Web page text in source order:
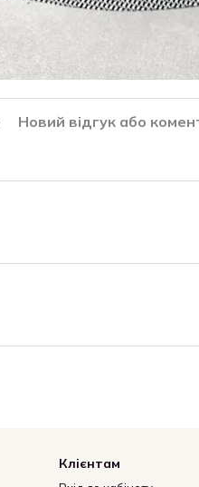
Новий відгук або
Клієнтам